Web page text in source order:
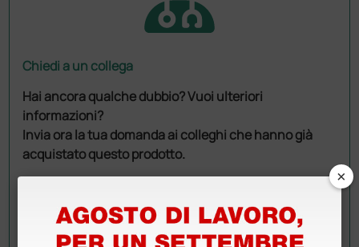
Chiedi a un collega
Hai ancora qualche dubbio? Vuoi ulteriori
informazioni?
Invia ora la tua domanda ai colleghi che hanno già
acquistato questo prodotto.
×